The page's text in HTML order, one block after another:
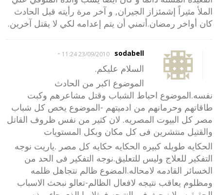
الملأ مثيراً إشمئزاز الجيران, و آخر مرة رأيته قبل الحادث
كان أواخر رمضان.أتمني أن يتم إعدامه لكي لا يقتل آخرين.
sodabell
23/09/2010 11:24
-
السلام عليكم.
الموضوع اكبر من الحادث
نفسه.الموضوع احباط الشباب وقتل مشاعرهم وكبت
طاقاتهم وحرمانهم من ادميتهم -الموضوع يخص كل شباب
مصر كل البيوت المصريه. لان كثير من نفس ظروف القاتل
والقتيل منتشرين فى كل مكان وبكل المستويات
الحكايه طويله كبيره الحكايه حكايه كل مصر .ياريت نوجه
التفكير للعلاج وليس للتعليق.نوجه التفكير فى الحد من
الخسائر القادمه لامحاله.المضوع ظالم نتجاهل ظلمه
ومظلوم يعاقب نتيجه لافعال الظالم-تعالو نبحث الاسباب